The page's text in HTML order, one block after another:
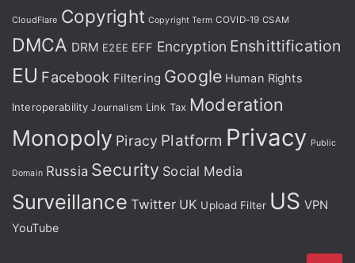
CloudFlare Copyright Copyright Term COVID-19 CSAM
DMCA DRM E2EE EFF Encryption Enshittification
EU Facebook Filtering Google Human Rights
Interoperability Journalism Link Tax Moderation
Monopoly Piracy Platform Privacy Public
Domain Russia Security Social Media
Surveillance Twitter UK Upload Filter US VPN
YouTube